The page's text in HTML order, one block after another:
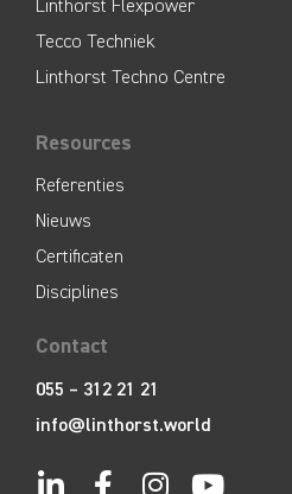
Linthorst Flexpower
Tecco Techniek
Linthorst Techno Centre
Resources
Referenties
Nieuws
Certificaten
Disciplines
Contact
055 – 312 21 21
info@linthorst.world